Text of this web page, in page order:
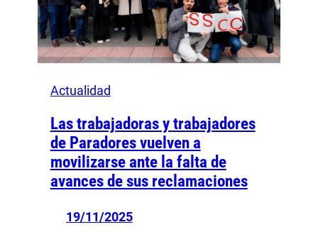
Actualidad
Las trabajadoras y trabajadores
de Paradores vuelven a
movilizarse ante la falta de
avances de sus reclamaciones
19/11/2025